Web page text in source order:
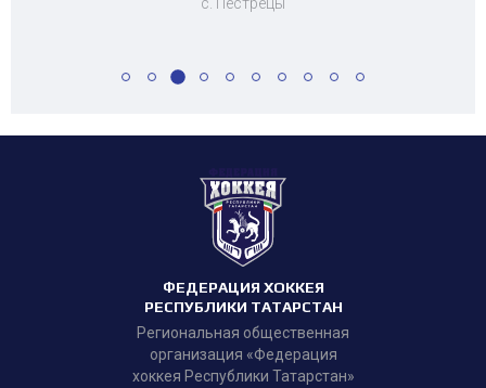
ФЕДЕРАЦИЯ ХОККЕЯ
РЕСПУБЛИКИ ТАТАРСТАН
Региональная общественная
организация «Федерация
хоккея Республики Татарстан»